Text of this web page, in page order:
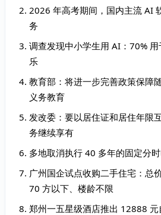
2026 年高考期间，国内主流 AI
务
调查发现中小学生用 AI：70%
乐
教育部：将进一步完善政策保障
义务教育
发改委：要以居住证和居住年限
务继续享有
多地取消执行 40 多年的固定分
广州国企试点收购二手住宅：总
70 方以下、楼龄不限
郑州一五星级酒店推出 12888